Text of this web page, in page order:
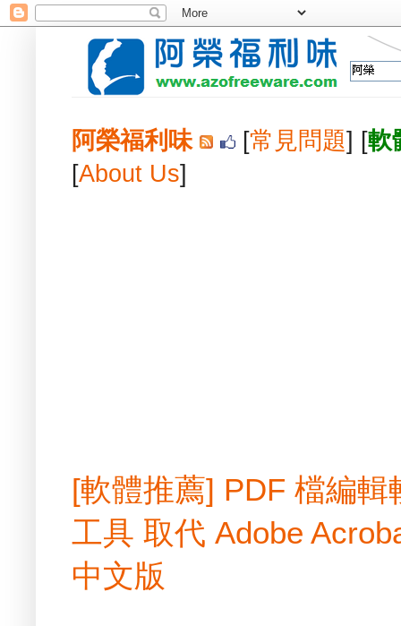
阿榮福利味 [常見問題] [軟
[About Us]
[軟體推薦] PDF 檔編
工具 取代 Adobe
中文版